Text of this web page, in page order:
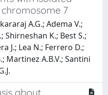
7
A.G.; Adema V.;
Shirneshan K.; Best S.;
J.; Lea N.; Ferrero D.;
Martinez A.B.V.; Santini
about